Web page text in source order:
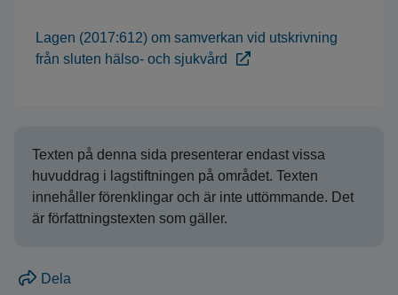
Lagen (2017:612) om samverkan vid utskrivning
från sluten hälso- och sjukvård
Texten på denna sida presenterar endast vissa
huvuddrag i lagstiftningen på området. Texten
innehåller förenklingar och är inte uttömmande. Det
är författningstexten som gäller.
Dela